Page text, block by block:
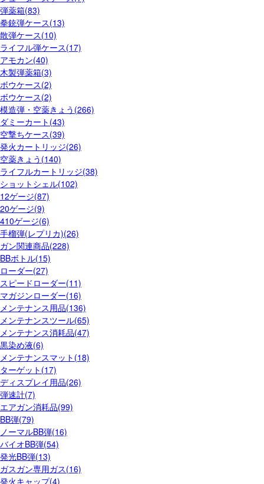
弾薬箱(83)
拳銃弾ケース(13)
散弾ケース(10)
ライフル弾ケース(17)
アモカン(40)
木製弾薬箱(3)
ボウケース(2)
ボウケース(2)
模造弾・空薬きょう(266)
ダミーカート(43)
空撃ちケース(39)
発火カートリッジ(26)
空薬きょう(140)
ライフルカートリッジ(38)
ショットシェル(102)
12ゲージ(87)
20ゲージ(9)
410ゲージ(6)
手榴弾(レプリカ)(26)
ガン関連商品(228)
BBボトル(15)
ローダー(27)
スピードローダー(11)
マガジンローダー(16)
メンテナンス用品(136)
メンテナンスツール(65)
メンテナンス消耗品(47)
黒染め液(6)
メンテナンスマット(18)
ターゲット(17)
ディスプレイ用品(26)
弾速計(7)
エアガン消耗品(99)
BB弾(79)
ノーマルBB弾(16)
バイオBB弾(54)
発光BB弾(13)
ガスガン専用ガス(16)
発火キャップ(4)